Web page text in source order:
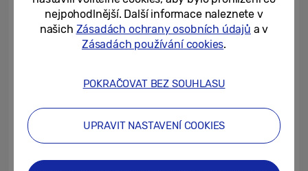
Samsung Galaxy
08/12/2025
[Pozvánka] Galaxy Unpacked
nejpohodlnější. Další informace naleznete v
našich Zásadách ochrany osobních údajů a v
Zásadách používání cookies.
POKRAČOVAT BEZ SOUHLASU
UPRAVIT NASTAVENÍ COOKIES